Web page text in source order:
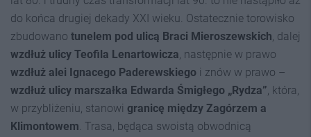
do końca drugiej dekady XXI wieku. Ostatecznie torowisko
zbudowano tunelem pod ulicą Braci Mieroszewskich, dalej
wzdłuż ulicy Teofila Lenartowicza, następnie w prawo
wzdłuż alei Ignacego Paderewskiego i znów w prawo –
wzdłuż ulicy marszałka Edwarda Śmigłego „Rydza”, która,
w przybliżeniu, stanowi granicę między Zagórzem a
Klimontowem. Trasa, będąca swoistą obwodnicą